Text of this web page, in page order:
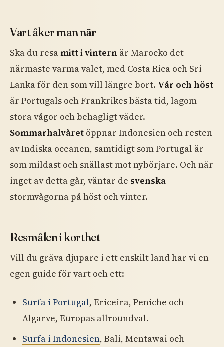
Vart åker man när
Ska du resamitt i vintern är Marocko det
närmaste varma valet, med Costa Rica och Sri
Lanka för den som vill längre bort. Vår och höst
är Portugals och Frankrikes bästa tid, lagom
stora vågor och behagligt väder.
Sommarhalvåret öppnar Indonesien och resten
av Indiska oceanen, samtidigt som Portugal är
som mildast och snällast mot nybörjare. Och när
inget av detta går, väntar de svenska
stormvågorna på höst och vinter.
Resmålen i korthet
Vill du gräva djupare i ett enskilt land har vi en
egen guide för vart och ett:
Surfa i Portugal, Ericeira, Peniche och
Algarve, Europas allroundval.
Surfa i Indonesien, Bali, Mentawai och